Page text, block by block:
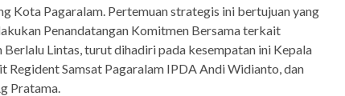
Kota Pagaralam. Pertemuan strategis ini bertujuan yang
Penandatangan Komitmen Bersama terkait
Lintas, turut dihadiri pada kesempatan ini Kepala
Regident Samsat Pagaralam IPDA Andi Widianto, dan
Pratama.